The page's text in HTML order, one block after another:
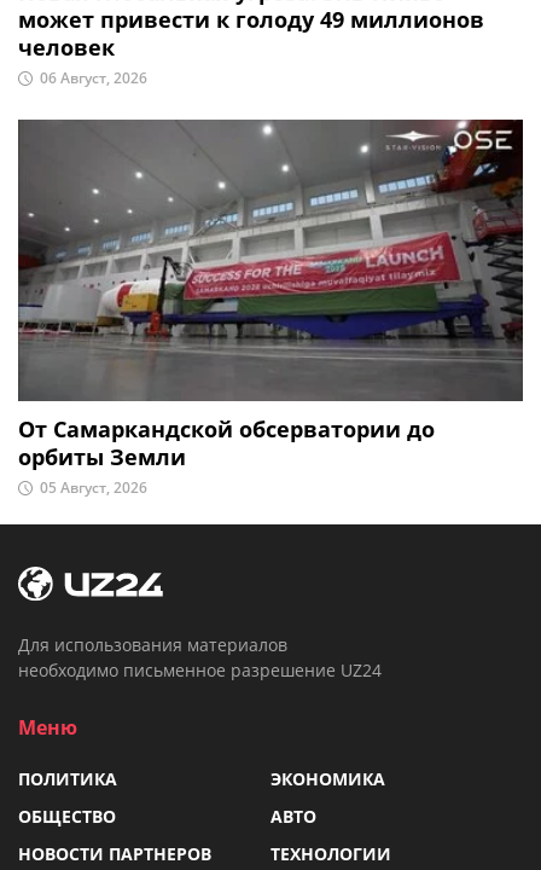
может привести к голоду 49 миллионов
человек
06 Август, 2026
От Самаркандской обсерватории до
орбиты Земли
05 Август, 2026
Для использования материалов
необходимо письменное разрешение UZ24
Меню
ПОЛИТИКА
ЭКОНОМИКА
ОБЩЕСТВО
АВТО
НОВОСТИ ПАРТНЕРОВ
ТЕХНОЛОГИИ